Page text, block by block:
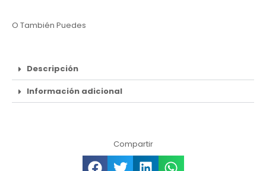
O También Puedes
Descripción
Información adicional
Compartir